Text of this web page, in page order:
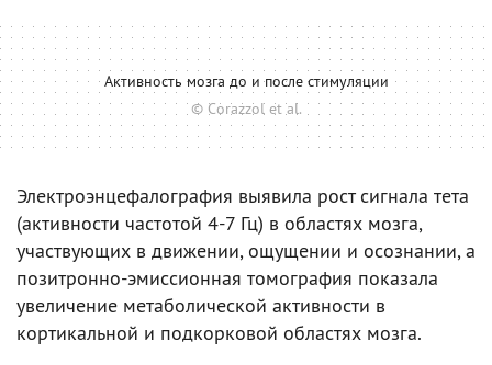
Активность мозга до и после стимуляции
© Corazzol et al.
Электроэнцефалография выявила рост сигнала тета
(активности частотой 4-7 Гц) в областях мозга,
участвующих в движении, ощущении и осознании, а
позитронно-эмиссионная томография показала
увеличение метаболической активности в
кортикальной и подкорковой областях мозга.